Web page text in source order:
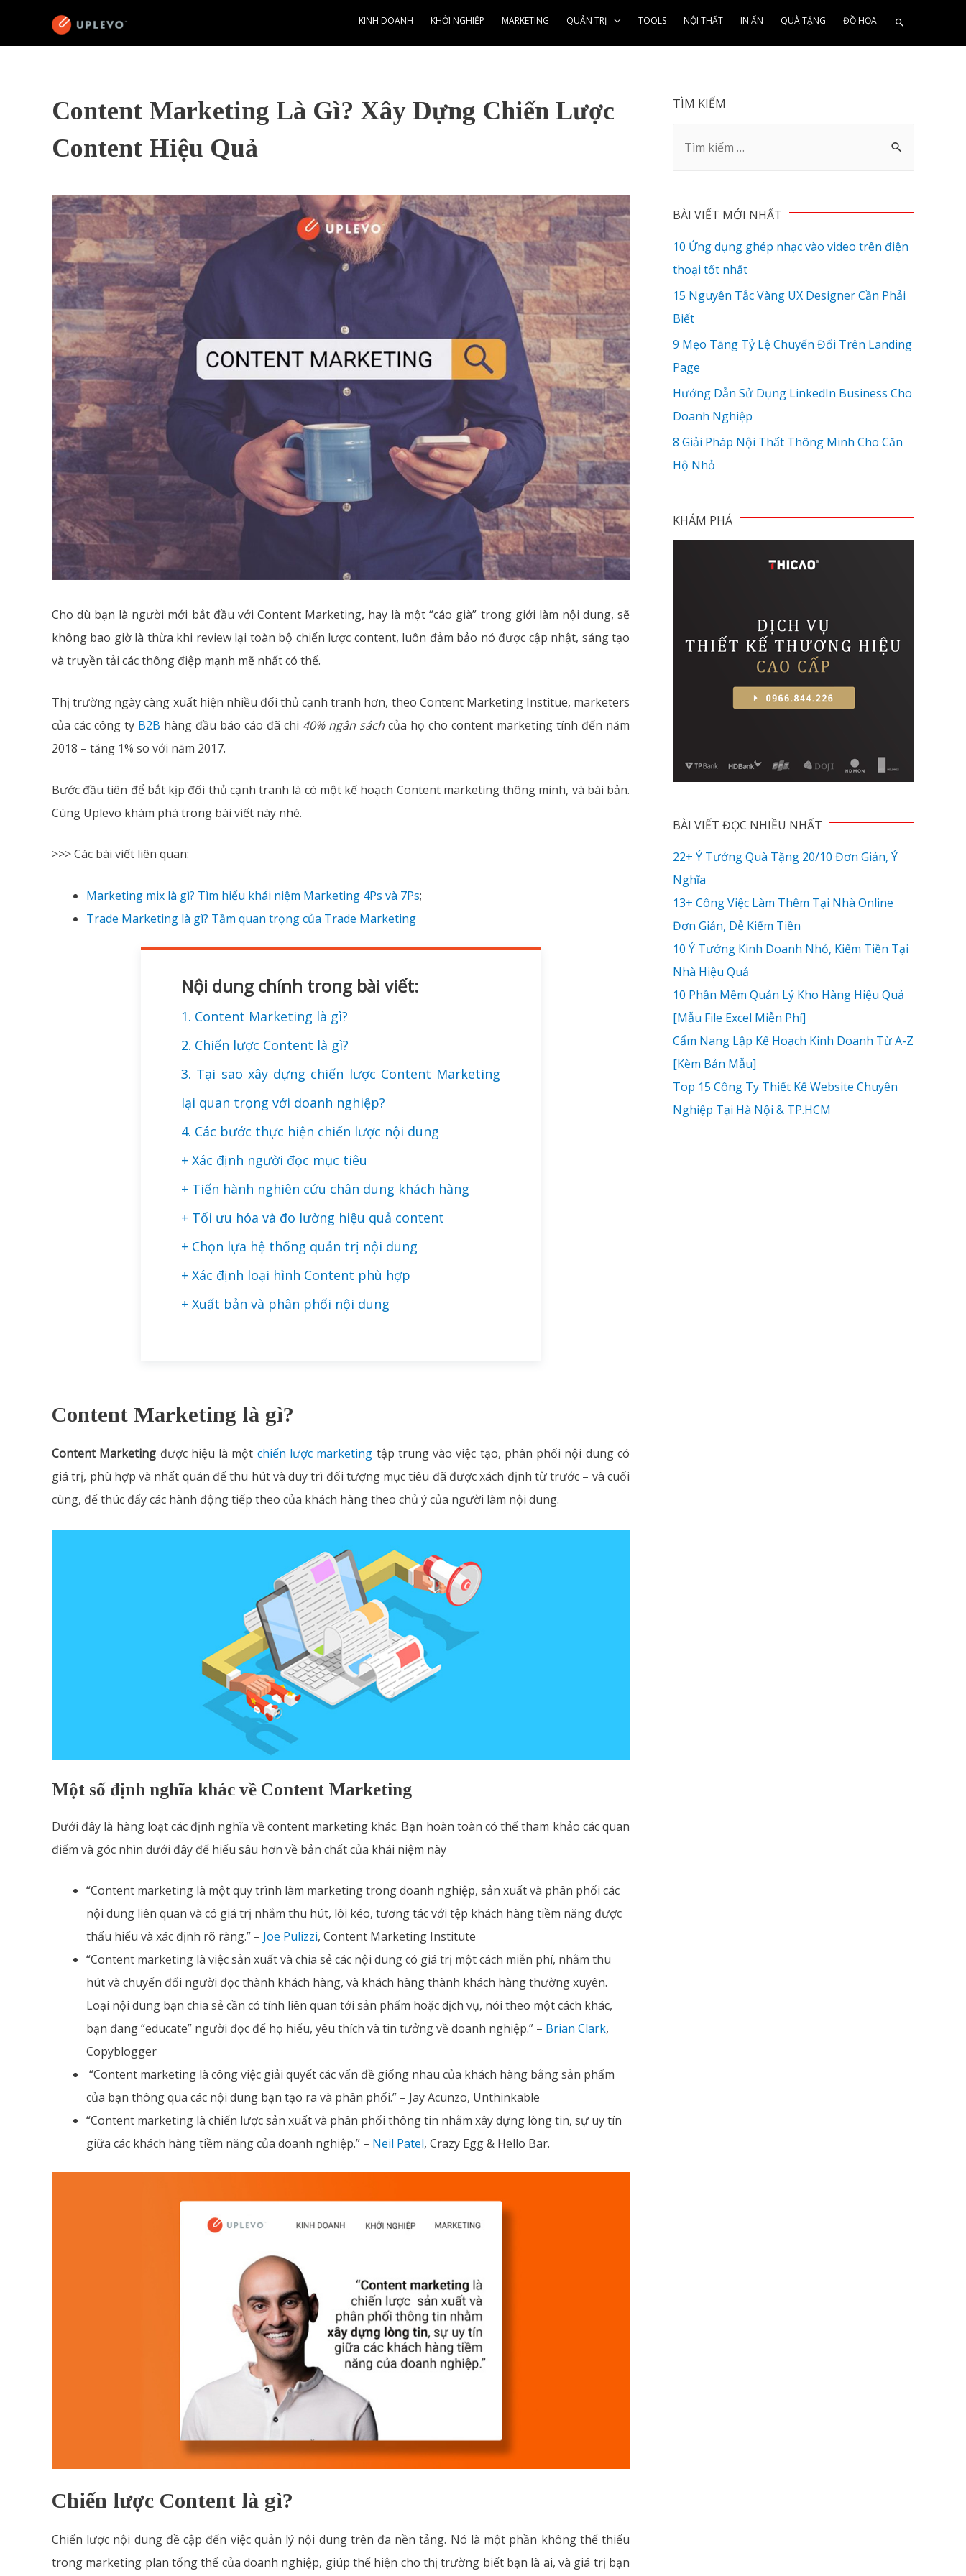
KINH DOANH KHỞI NGHIỆP MARKETING QUẢN TRỊ TOOLS NỘI THẤT IN ẤN QUÀ TẶNG ĐỒ HỌA
Content Marketing Là Gì? Xây Dựng Chiến Lược
Content Hiệu Quả
Cho dù bạn là người mới bắt đầu với Content Marketing, hay là một “cáo già” trong giới làm nội dung, sẽ
không bao giờ là thừa khi review lại toàn bộ chiến lược content, luôn đảm bảo nó được cập nhật, sáng tạo
và truyền tải các thông điệp mạnh mẽ nhất có thể.
Thị trường ngày càng xuất hiện nhiều đối thủ cạnh tranh hơn, theo Content Marketing Institue, marketers
của các công ty B2B hàng đầu báo cáo đã chi 40% ngân sách của họ cho content marketing tính đến năm
2018 – tăng 1% so với năm 2017.
Bước đầu tiên để bắt kịp đối thủ cạnh tranh là có một kế hoạch Content marketing thông minh, và bài bản.
Cùng Uplevo khám phá trong bài viết này nhé.
>>> Các bài viết liên quan:
Marketing mix là gì? Tìm hiểu khái niệm Marketing 4Ps và 7Ps;
Trade Marketing là gì? Tầm quan trọng của Trade Marketing
Nội dung chính trong bài viết:
1. Content Marketing là gì?
2. Chiến lược Content là gì?
3. Tại sao xây dựng chiến lược Content Marketing
lại quan trọng với doanh nghiệp?
4. Các bước thực hiện chiến lược nội dung
+ Xác định người đọc mục tiêu
+ Tiến hành nghiên cứu chân dung khách hàng
+ Tối ưu hóa và đo lường hiệu quả content
+ Chọn lựa hệ thống quản trị nội dung
+ Xác định loại hình Content phù hợp
+ Xuất bản và phân phối nội dung
Content Marketing là gì?
Content Marketing được hiệu là một chiến lược marketing tập trung vào việc tạo, phân phối nội dung có
giá trị, phù hợp và nhất quán để thu hút và duy trì đối tượng mục tiêu đã được xách định từ trước – và cuối
cùng, để thúc đẩy các hành động tiếp theo của khách hàng theo chủ ý của người làm nội dung.
Một số định nghĩa khác về Content Marketing
Dưới đây là hàng loạt các định nghĩa về content marketing khác. Bạn hoàn toàn có thể tham khảo các quan
điểm và góc nhìn dưới đây để hiểu sâu hơn về bản chất của khái niệm này
“Content marketing là một quy trình làm marketing trong doanh nghiệp, sản xuất và phân phối các
nội dung liên quan và có giá trị nhắm thu hút, lôi kéo, tương tác với tệp khách hàng tiềm năng được
thấu hiểu và xác định rõ ràng.” – Joe Pulizzi, Content Marketing Institute
“Content marketing là việc sản xuất và chia sẻ các nội dung có giá trị một cách miễn phí, nhằm thu
hút và chuyển đổi người đọc thành khách hàng, và khách hàng thành khách hàng thường xuyên.
Loại nội dung bạn chia sẻ cần có tính liên quan tới sản phẩm hoặc dịch vụ, nói theo một cách khác,
bạn đang “educate” người đọc để họ hiểu, yêu thích và tin tưởng về doanh nghiệp.” – Brian Clark,
Copyblogger
“Content marketing là công việc giải quyết các vấn đề giống nhau của khách hàng bằng sản phẩm
của bạn thông qua các nội dung bạn tạo ra và phân phối.” – Jay Acunzo, Unthinkable
“Content marketing là chiến lược sản xuất và phân phối thông tin nhằm xây dựng lòng tin, sự uy tín
giữa các khách hàng tiềm năng của doanh nghiệp.” – Neil Patel, Crazy Egg & Hello Bar.
Chiến lược Content là gì?
Chiến lược nội dung đề cập đến việc quản lý nội dung trên đa nền tảng. Nó là một phần không thể thiếu
trong marketing plan tổng thể của doanh nghiệp, giúp thể hiện cho thị trường biết bạn là ai, và giá trị bạn
TÌM KIẾM
BÀI VIẾT MỚI NHẤT
10 Ứng dụng ghép nhạc vào video trên điện
thoại tốt nhất
15 Nguyên Tắc Vàng UX Designer Cần Phải
Biết
9 Mẹo Tăng Tỷ Lệ Chuyển Đổi Trên Landing
Page
Hướng Dẫn Sử Dụng LinkedIn Business Cho
Doanh Nghiệp
8 Giải Pháp Nội Thất Thông Minh Cho Căn
Hộ Nhỏ
KHÁM PHÁ
BÀI VIẾT ĐỌC NHIỀU NHẤT
22+ Ý Tưởng Quà Tặng 20/10 Đơn Giản, Ý
Nghĩa
13+ Công Việc Làm Thêm Tại Nhà Online
Đơn Giản, Dễ Kiếm Tiền
10 Ý Tưởng Kinh Doanh Nhỏ, Kiếm Tiền Tại
Nhà Hiệu Quả
10 Phần Mềm Quản Lý Kho Hàng Hiệu Quả
[Mẫu File Excel Miễn Phí]
Cẩm Nang Lập Kế Hoạch Kinh Doanh Từ A-Z
[Kèm Bản Mẫu]
Top 15 Công Ty Thiết Kế Website Chuyên
Nghiệp Tại Hà Nội & TP.HCM